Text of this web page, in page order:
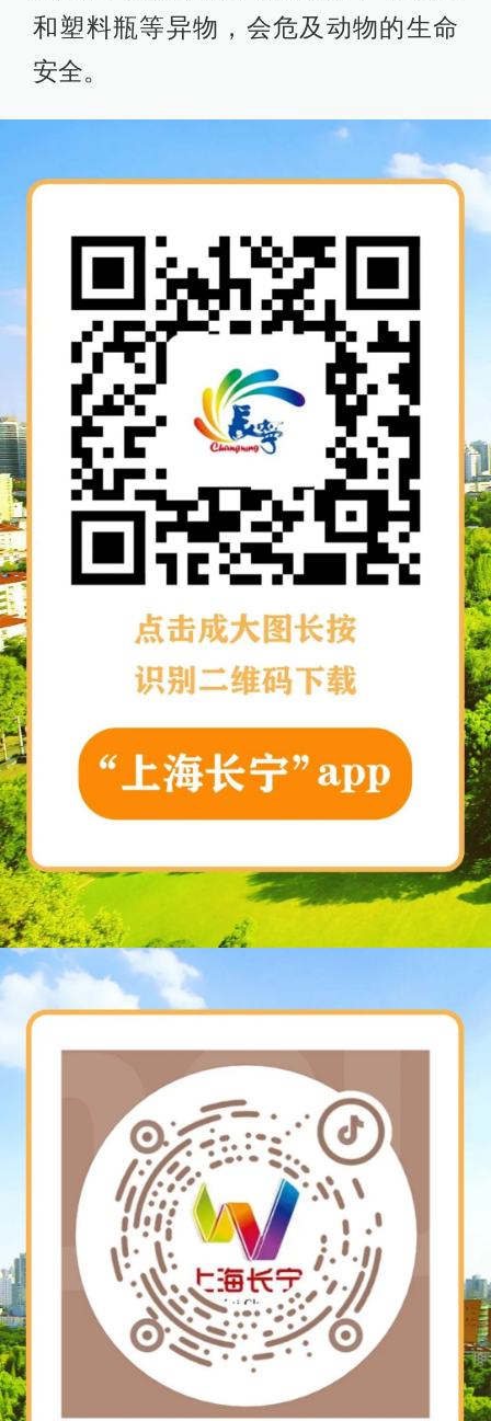
和塑料瓶等异物，会危及动物的生命
安全。